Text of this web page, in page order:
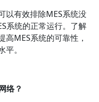
以有效排除MES系统没
系统的正常运行。了解
MES系统的可靠性，
。
络？